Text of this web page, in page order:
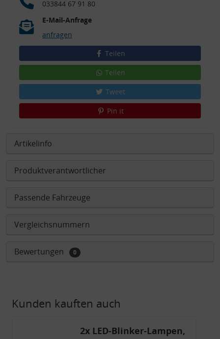
033844 67 91 80
E-Mail-Anfrage
anfragen
Teilen
Teilen
Tweet
Pin it
Artikelinfo
Produktverantwortlicher
Passende Fahrzeuge
Vergleichsnummern
Bewertungen 0
Kunden kauften auch
2x LED-Blinker-Lampen,